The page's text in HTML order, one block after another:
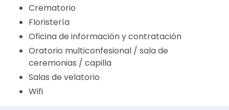
Crematorio
Floristería
Oficina de información y contratación
Oratorio multiconfesional / sala de
ceremonias / capilla
Salas de velatorio
Wifi